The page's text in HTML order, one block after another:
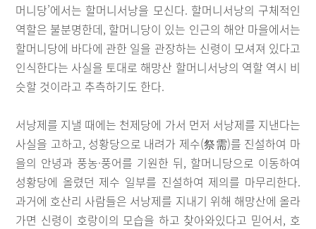
머니당’에서는 할머니서낭을 모신다. 할머니서낭의 구체적인
역할은 불분명한데, 할머니당이 있는 인근의 해안 마을에서는
할머니당에 바다에 관한 일을 관장하는 신령이 모셔져 있다고
인식한다는 사실을 토대로 해망산 할머니서낭의 역할 역시 비
슷할 것이라고 추측하기도 한다.
서낭제를 지낼 때에는 천제당에 가서 먼저 서낭제를 지낸다는
사실을 고하고, 성황당으로 내려가 제수(祭需)를 진설하여 마
을의 안녕과 풍농·풍어를 기원한 뒤, 할머니당으로 이동하여
성황당에 올렸던 제수 일부를 진설하여 제의를 마무리한다.
과거에 호산리 사람들은 서낭제를 지내기 위해 해망산에 올라
가면 신령이 호랑이의 모습을 하고 찾아와있다고 믿어서, 호